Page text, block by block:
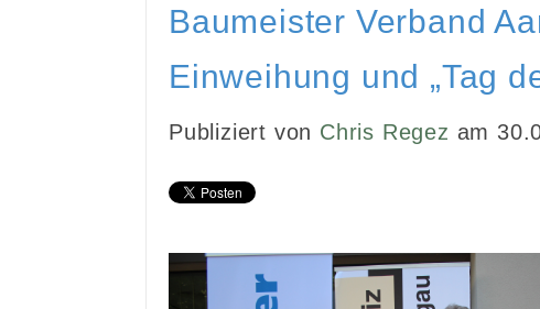
Baumeister Verband
Einweihung und „Tag
Publiziert von Chris Regez am